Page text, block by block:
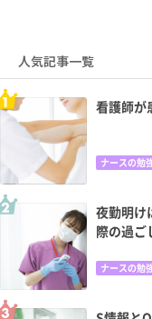
人気記事一覧
看護師が
ナースの勉
夜勤明け
際の過ご
ナースの勉